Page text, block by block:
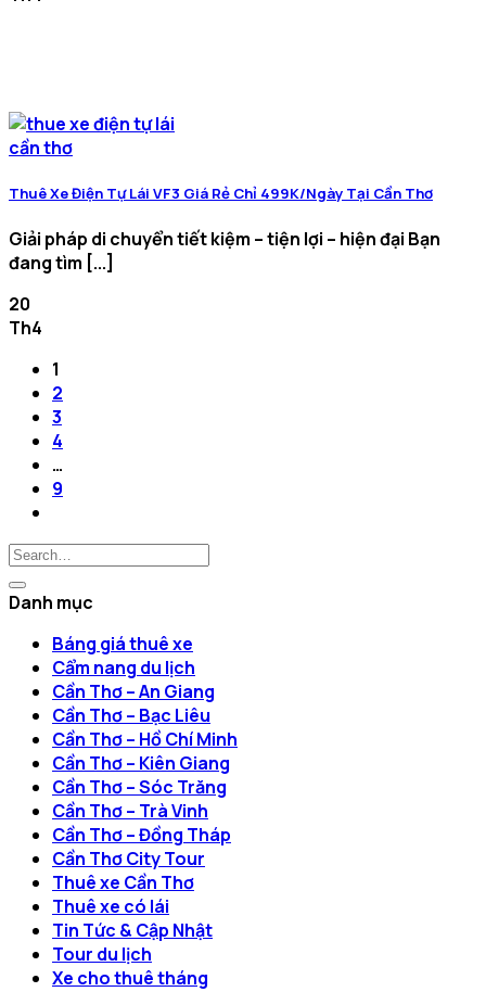
Thuê Xe Điện Tự Lái VF3 Giá Rẻ Chỉ 499K/Ngày Tại Cần Thơ
Giải pháp di chuyển tiết kiệm – tiện lợi – hiện đại Bạn
đang tìm [...]
20
Th4
1
2
3
4
…
9
Danh mục
Báng giá thuê xe
Cẩm nang du lịch
Cần Thơ – An Giang
Cần Thơ – Bạc Liêu
Cần Thơ – Hồ Chí Minh
Cần Thơ – Kiên Giang
Cần Thơ – Sóc Trăng
Cần Thơ – Trà Vinh
Cần Thơ – Đồng Tháp
Cần Thơ City Tour
Thuê xe Cần Thơ
Thuê xe có lái
Tin Tức & Cập Nhật
Tour du lịch
Xe cho thuê tháng